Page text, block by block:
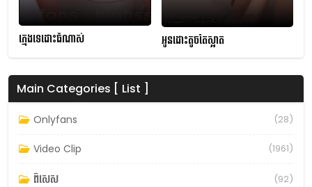
ក្មេងទេដោះធំណាស់ អូនដោះតូចតែស្អាត
Main Categories [ List ]
Onlyfans (28)
Video Clip (1961)
ពិសេស (92)